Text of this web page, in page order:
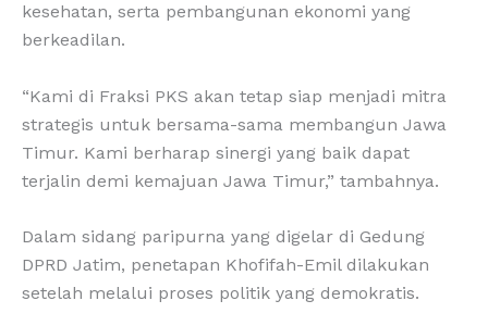
kesehatan, serta pembangunan ekonomi yang
berkeadilan.
“Kami di Fraksi PKS akan tetap siap menjadi mitra
strategis untuk bersama-sama membangun Jawa
Timur. Kami berharap sinergi yang baik dapat
terjalin demi kemajuan Jawa Timur,” tambahnya.
Dalam sidang paripurna yang digelar di Gedung
DPRD Jatim, penetapan Khofifah-Emil dilakukan
setelah melalui proses politik yang demokratis.